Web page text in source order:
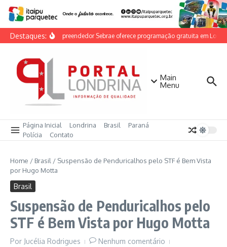
Ir para o conteúdo
Destaques:
Feira do Empreendedor Sebrae oferece programação gratuita em
Main
Menu
Página Inicial Londrina Brasil
Paraná
Polícia
Contato
Home / Brasil / Suspensão de Penduricalhos pelo STF é Bem Vista
por Hugo Motta
Brasil
Suspensão de Penduricalhos pelo
STF é Bem Vista por Hugo Motta
Por Jucélia Rodrigues
Nenhum comentário